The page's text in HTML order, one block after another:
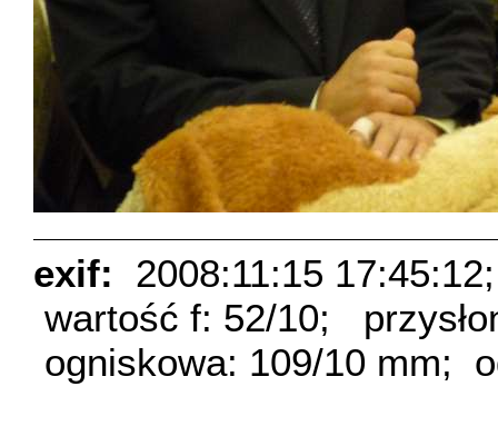
exif:
2008:11:15 17:45:12;
wartość f: 52/10;
ogniskowa: 109/10 mm;